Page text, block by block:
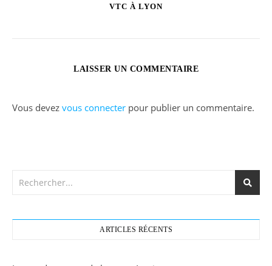
VTC À LYON
LAISSER UN COMMENTAIRE
Vous devez vous connecter pour publier un commentaire.
ARTICLES RÉCENTS